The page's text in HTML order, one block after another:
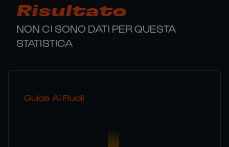
Risultato
NON CI SONO DATI PER QUESTA
STATISTICA
Guida Ai Ruoli